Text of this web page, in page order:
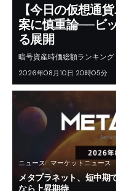
【今日の仮想通
案に慎重論──ビ
る展開
暗号資産時価総額ランキン
2026年08月10日 20時05分
ニュース マーケットニュース
メタプラネット、短中
なら上昇期待